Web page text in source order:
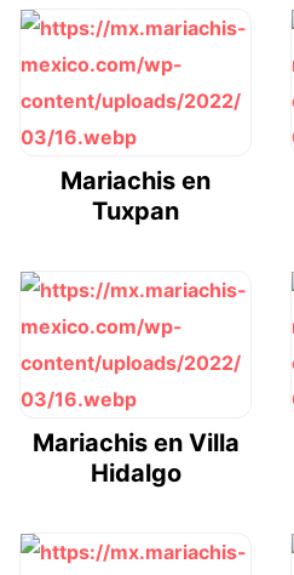
Mariachis en
Tuxpan
Mariachis en Villa
Hidalgo